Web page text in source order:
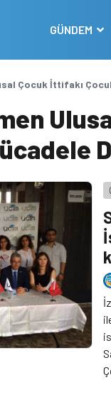
GÜNDEM
Çocuk İttifakı